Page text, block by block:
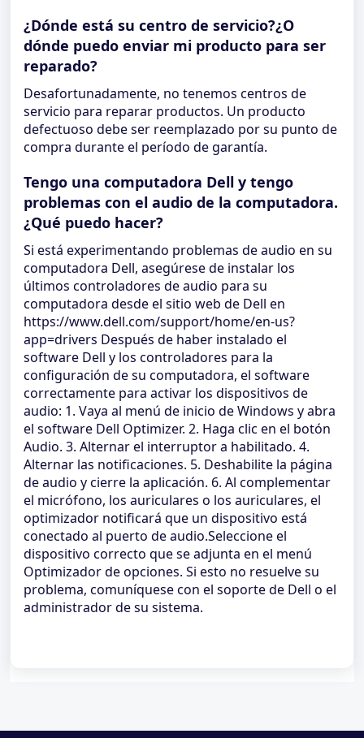
¿Dónde está su centro de servicio?¿O
dónde puedo enviar mi producto para ser
reparado?
Desafortunadamente, no tenemos centros de
servicio para reparar productos. Un producto
defectuoso debe ser reemplazado por su punto de
compra durante el período de garantía.
Tengo una computadora Dell y tengo
problemas con el audio de la computadora.
¿Qué puedo hacer?
Si está experimentando problemas de audio en su
computadora Dell, asegúrese de instalar los
últimos controladores de audio para su
computadora desde el sitio web de Dell en
https://www.dell.com/support/home/en-us?
app=drivers Después de haber instalado el
software Dell y los controladores para la
configuración de su computadora, el software
correctamente para activar los dispositivos de
audio: 1. Vaya al menú de inicio de Windows y abra
el software Dell Optimizer. 2. Haga clic en el botón
Audio. 3. Alternar el interruptor a habilitado. 4.
Alternar las notificaciones. 5. Deshabilite la página
de audio y cierre la aplicación. 6. Al complementar
el micrófono, los auriculares o los auriculares, el
optimizador notificará que un dispositivo está
conectado al puerto de audio.Seleccione el
dispositivo correcto que se adjunta en el menú
Optimizador de opciones. Si esto no resuelve su
problema, comuníquese con el soporte de Dell o el
administrador de su sistema.